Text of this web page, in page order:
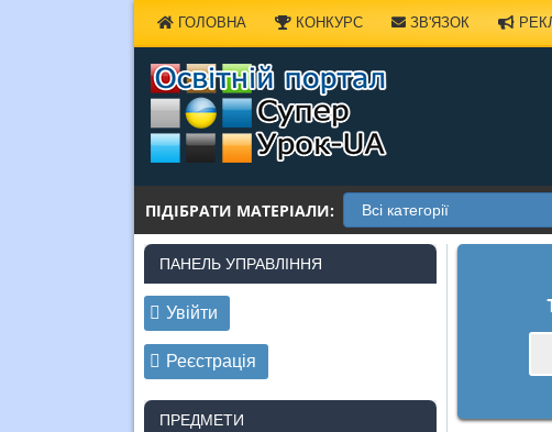
ГОЛОВНА КОНКУРС ЗВ'ЯЗОК
ПІДІБРАТИ МАТЕРІАЛИ:
ПАНЕЛЬ УПРАВЛІННЯ
Увійти
Реєстрація
ПРЕДМЕТИ